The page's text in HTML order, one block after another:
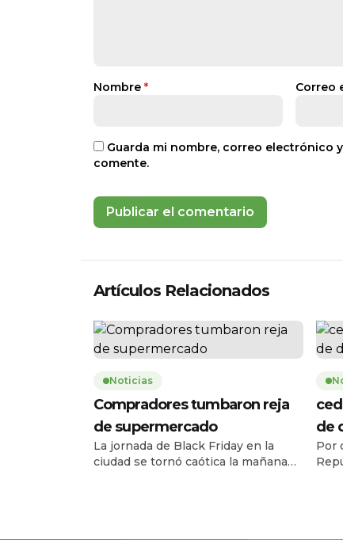
Nombre * Correo
Guarda mi nombre, correo electrónico
comente.
Artículos Relacionados
Noticias
Compradores tumbaron reja
de supermercado
La jornada de Black Friday en la
ciudad se tornó caótica la mañana
de
Por